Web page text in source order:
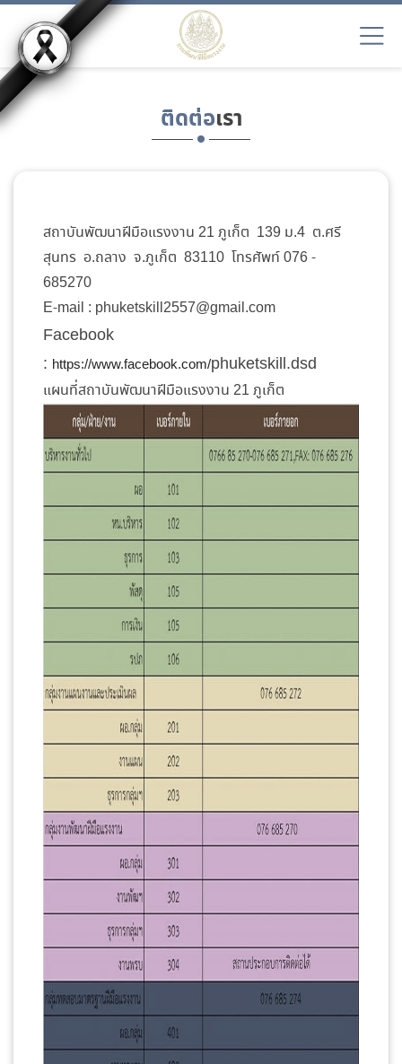
ติดต่อเรา
สถาบันพัฒนาฝีมือแรงงาน 21 ภูเก็ต 139 ม.4 ต.ศรี
สุนทร อ.ถลาง จ.ภูเก็ต 83110 โทรศัพท์ 076 -
685270
E-mail : phuketskill2557@gmail.com
Facebook
: https://www.facebook.com/phuketskill.dsd
แผนที่สถาบันพัฒนาฝีมือแรงงาน 21 ภูเก็ต